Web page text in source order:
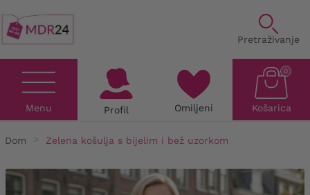
Pretraživanje
Menu Profil Omiljeni Košarica
0
Dom Zelena košulja s bijelim i bež uzorkom